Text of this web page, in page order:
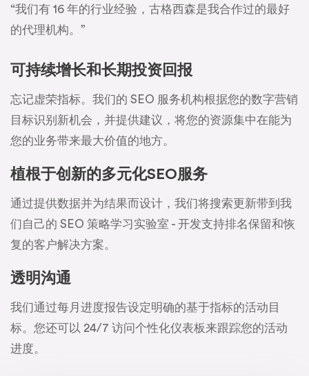
“我们有 16 年的行业经验，古格西森是我合作过的最好
的代理机构。”
可持续增长和长期投资回报
忘记虚荣指标。我们的 SEO 服务机构根据您的数字营销
目标识别新机会，并提供建议，将您的资源集中在能为
您的业务带来最大价值的地方。
植根于创新的多元化SEO服务
通过提供数据并为结果而设计，我们将搜索更新带到我
们自己的 SEO 策略学习实验室 - 开发支持排名保留和恢
复的客户解决方案。
透明沟通
我们通过每月进度报告设定明确的基于指标的活动目
标。您还可以 24/7 访问个性化仪表板来跟踪您的活动
进度。